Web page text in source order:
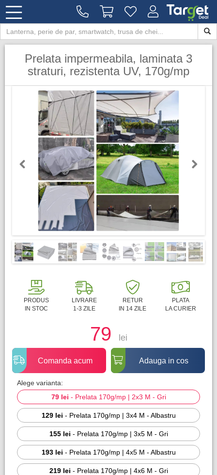
Prelata impermeabila, laminata 3
straturi, rezistenta UV, 170g/mp
PRODUS
IN STOC
LIVRARE
1-3 ZILE
RETUR
IN 14 ZILE
PLATA
LA CURIER
79 lei
Comanda acum Adauga in cos
Alege varianta:
79 lei - Prelata 170g/mp | 2x3 M - Gri
129 lei - Prelata 170g/mp | 3x4 M - Albastru
155 lei - Prelata 170g/mp | 3x5 M - Gri
193 lei - Prelata 170g/mp | 4x5 M - Albastru
219 lei - Prelata 170g/mp | 4x6 M - Gri